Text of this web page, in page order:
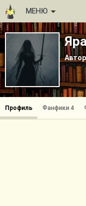
МЕНЮ
Профиль Фанфики 4